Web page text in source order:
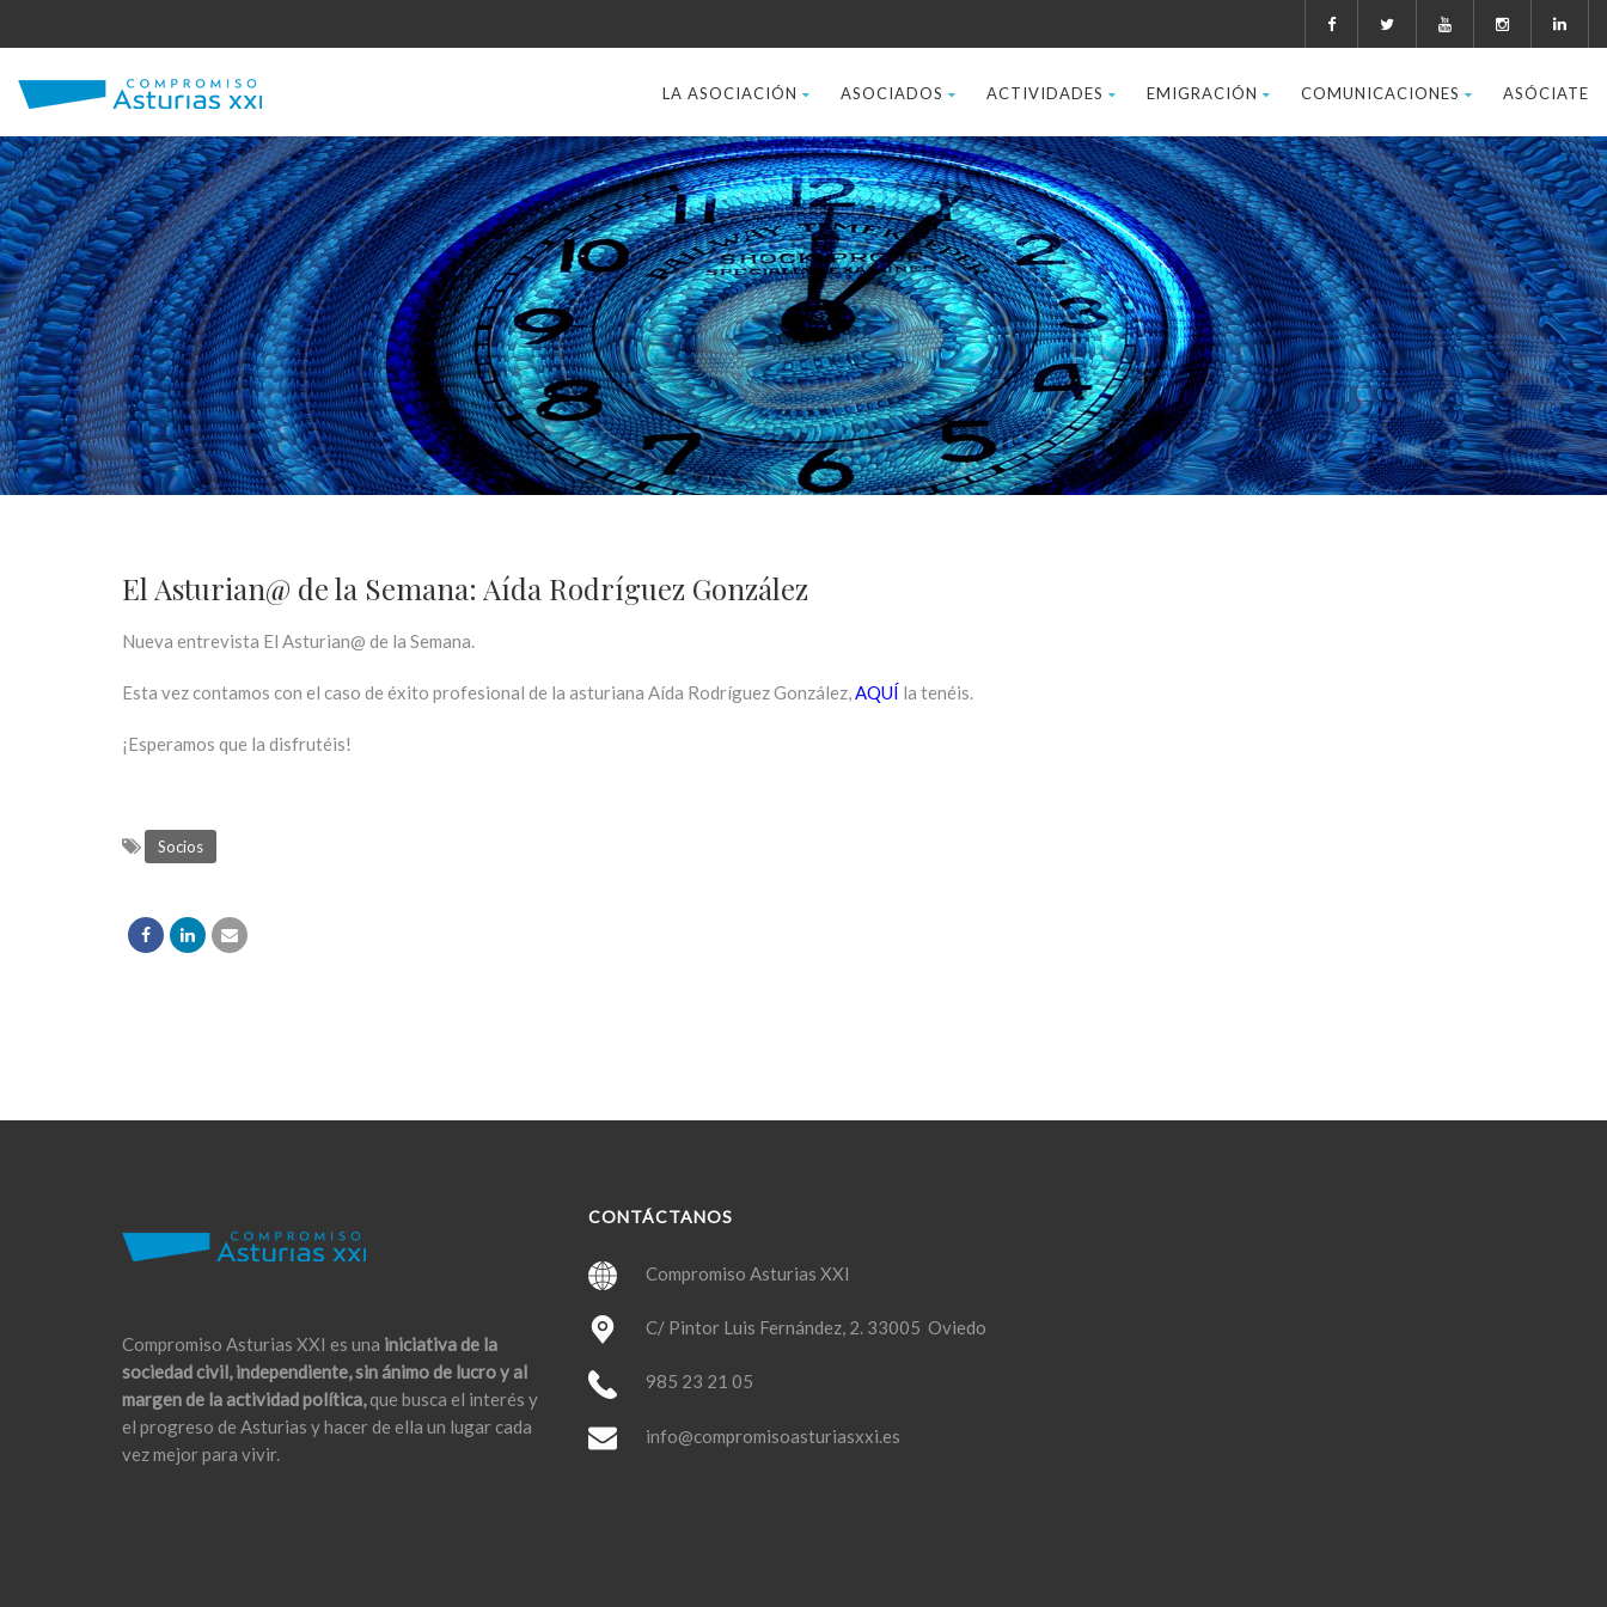
LA ASOCIACIÓN ASOCIADOS ACTIVIDADES EMIGRACIÓN COMUNICACIONES ASÓCIATE
El Asturian@ de la Semana: Aída Rodríguez González
Nueva entrevista El Asturian@ de la Semana.
Esta vez contamos con el caso de éxito profesional de la asturiana Aída Rodríguez González,AQUÍ la tenéis.
¡Esperamos que la disfrutéis!
Socios
Compromiso Asturias XXI es una iniciativa de la
sociedad civil, independiente, sin ánimo de lucro y al
margen de la actividad política,que busca el interés y
el progreso de Asturias y hacer de ella un lugar cada
vez mejor para vivir.
CONTÁCTANOS
Compromiso Asturias XXI
C/ Pintor Luis Fernández, 2. 33005 Oviedo
985 23 21 05
info@compromisoasturiasxxi.es